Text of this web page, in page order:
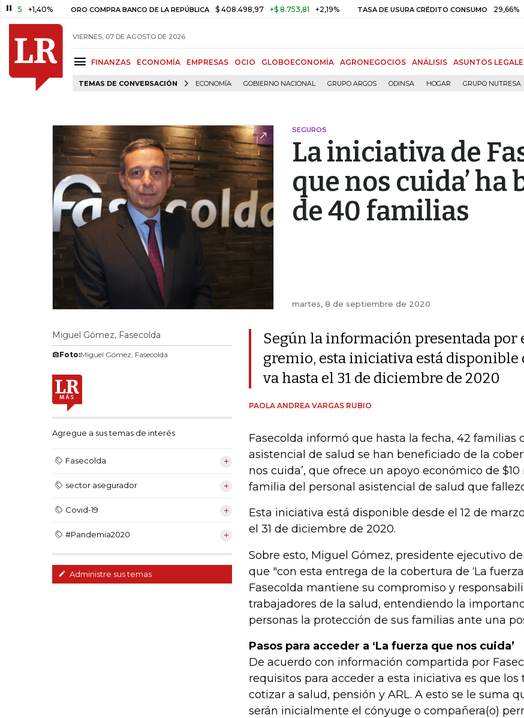
+1,40% ORO COMPRA BANCO DE LA REPÚBLICA $ 408.498,97 +$ 8.753,81 +2,19% TASA DE USURA CRÉDITO CONSUMO 29,66% +0,87%
VIERNES, 07 DE AGOSTO DE 2026
FINANZAS ECONOMÍA EMPRESAS OCIO GLOBOECONOMÍA AGRONEGOCIOS ANÁLISIS ASUNTOS
TEMAS DE CONVERSACIÓN ECONOMÍA GOBIERNO NACIONAL GRUPO ARGOS ODINSA HOGAR GRUPO NUTRESA
SEGUROS
La iniciativa de
que nos cuida’
de 40 familias
martes, 8 de septiembre de 2020
Miguel Gómez, Fasecolda
Foto:Miguel Gómez, Fasecolda
Agregue a sus temas de interés
Fasecolda
sector asegurador
Covid-19
#Pandemia2020
Administre sus temas
Según la información presentada por
gremio, esta iniciativa está disponible
va hasta el 31 de diciembre de 2020
PAOLA ANDREA VARGAS RUBIO
Fasecolda informó que hasta la fecha, 42 familias
asistencial de salud se han beneficiado de la
nos cuida’, que ofrece un apoyo económico de
familia del personal asistencial de salud que
Esta iniciativa está disponible desde el 12 de
el 31 de diciembre de 2020.
Sobre esto, Miguel Gómez, presidente ejecutivo
que "con esta entrega de la cobertura de ‘La
Fasecolda mantiene su compromiso y
trabajadores de la salud, entendiendo la
personas la protección de sus familias ante una
Pasos para acceder a ‘La fuerza que nos cuida’
De acuerdo con información compartida por
requisitos para acceder a esta iniciativa es que los
cotizar a salud, pensión y ARL. A esto se le suma
serán inicialmente el cónyuge o compañera(o)